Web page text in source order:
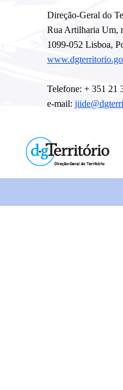
Direção-Geral do
Rua Artilharia Um,
1099-052 Lisboa,
Telefone: + 351 21
e-mail: